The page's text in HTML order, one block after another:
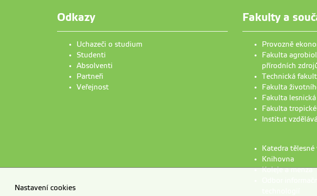
Odkazy
Uchazeči o studium
Studenti
Absolventi
Partneři
Veřejnost
Fakulty a
Provozně
Fakulta
přírodních
Technická
Fakulta
Fakulta
Fakulta
Institut
Katedra
Knihovna
Koleje a menza
Nastavení cookies